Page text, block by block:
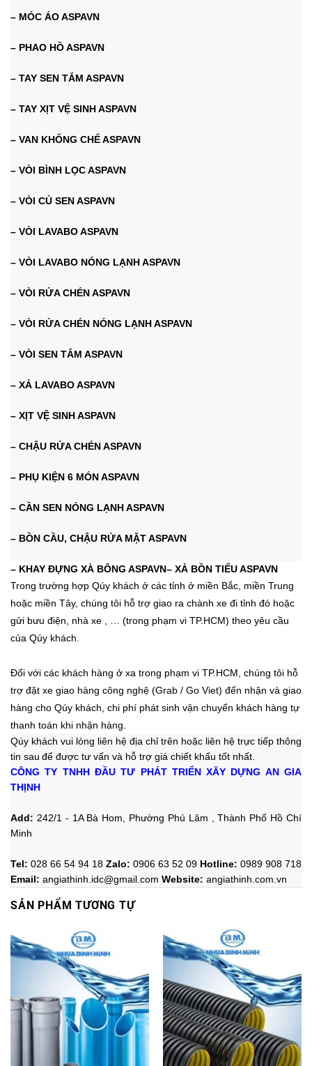
– MÓC ÁO ASPAVN
– PHAO HỒ ASPAVN
– TAY SEN TẮM ASPAVN
– TAY XỊT VỆ SINH ASPAVN
– VAN KHỐNG CHẾ ASPAVN
– VÒI BÌNH LỌC ASPAVN
– VÒI CỦ SEN ASPAVN
– VÒI LAVABO ASPAVN
– VÒI LAVABO NÓNG LẠNH ASPAVN
– VÒI RỬA CHÉN ASPAVN
– VÒI RỬA CHÉN NÓNG LẠNH ASPAVN
– VÒI SEN TẮM ASPAVN
– XẢ LAVABO ASPAVN
– XỊT VỆ SINH ASPAVN
– CHẬU RỬA CHÉN ASPAVN
– PHỤ KIỆN 6 MÓN ASPAVN
– CẦN SEN NÓNG LẠNH ASPAVN
– BỒN CẦU, CHẬU RỬA MẶT ASPAVN
– KHAY ĐỰNG XÀ BÔNG ASPAVN– XẢ BỒN TIỂU ASPAVN
Trong trường hợp Qúy khách ở các tỉnh ở miền Bắc, miền Trung
hoặc miền Tây, chúng tôi hỗ trợ giao ra chành xe đi tỉnh đó hoặc
gửi bưu điện, nhà xe , … (trong phạm vi TP.HCM) theo yêu cầu
của Qúy khách.
Đối với các khách hàng ở xa trong phạm vi TP.HCM, chúng tôi hỗ
trợ đặt xe giao hàng công nghệ (Grab / Go Viet) đến nhận và giao
hàng cho Qúy khách, chi phí phát sinh vận chuyển khách hàng tự
thanh toán khi nhận hàng.
Qúy khách vui lòng liên hệ địa chỉ trên hoặc liên hệ trực tiếp thông
tin sau để được tư vấn và hỗ trợ giá chiết khấu tốt nhất.
CÔNG TY TNHH ĐẦU TƯ PHÁT TRIỂN XÂY DỰNG AN GIA
THỊNH
Add: 242/1 - 1A Bà Hom, Phường Phú Lâm , Thành Phố Hồ Chí
Minh
Tel: 028 66 54 94 18 Zalo: 0906 63 52 09 Hotline: 0989 908 718
Email: angiathinh.idc@gmail.com Website: angiathinh. com.vn
SẢN PHẨM TƯƠNG TỰ